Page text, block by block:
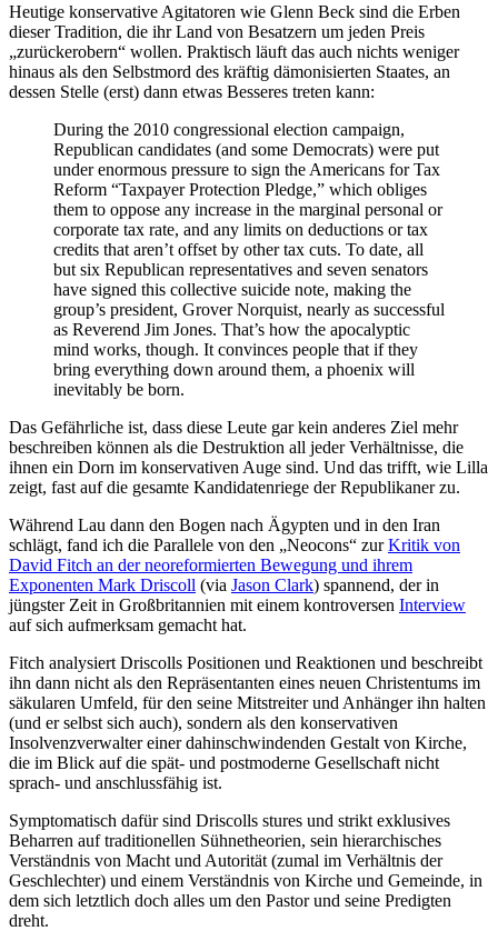
Heutige konservative Agitatoren wie Glenn Beck sind die Erben
dieser Tradition, die ihr Land von Besatzern um jeden Preis
„zurückerobern“ wollen. Praktisch läuft das auch nichts weniger
hinaus als den Selbstmord des kräftig dämonisierten Staates, an
dessen Stelle (erst) dann etwas Besseres treten kann:
During the 2010 congressional election campaign,
Republican candidates (and some Democrats) were put
under enormous pressure to sign the Americans for Tax
Reform “Taxpayer Protection Pledge,” which obliges
them to oppose any increase in the marginal personal or
corporate tax rate, and any limits on deductions or tax
credits that aren’t offset by other tax cuts. To date, all
but six Republican representatives and seven senators
have signed this collective suicide note, making the
group’s president, Grover Norquist, nearly as successful
as Reverend Jim Jones. That’s how the apocalyptic
mind works, though. It convinces people that if they
bring everything down around them, a phoenix will
inevitably be born.
Das Gefährliche ist, dass diese Leute gar kein anderes Ziel mehr
beschreiben können als die Destruktion all jeder Verhältnisse, die
ihnen ein Dorn im konservativen Auge sind. Und das trifft, wie Lilla
zeigt, fast auf die gesamte Kandidatenriege der Republikaner zu.
Während Lau dann den Bogen nach Ägypten und in den Iran
schlägt, fand ich die Parallele von den „Neocons“ zurKritik von
David Fitch an der neoreformierten Bewegung und ihrem
Exponenten Mark Driscoll (via Jason Clark) spannend, der in
jüngster Zeit in Großbritannien mit einem kontroversen Interview
auf sich aufmerksam gemacht hat.
Fitch analysiert Driscolls Positionen und Reaktionen und beschreibt
ihn dann nicht als den Repräsentanten eines neuen Christentums im
säkularen Umfeld, für den seine Mitstreiter und Anhänger ihn halten
(und er selbst sich auch), sondern als den konservativen
Insolvenzverwalter einer dahinschwindenden Gestalt von Kirche,
die im Blick auf die spät- und postmoderne Gesellschaft nicht
sprach- und anschlussfähig ist.
Symptomatisch dafür sind Driscolls stures und strikt exklusives
Beharren auf traditionellen Sühnetheorien, sein hierarchisches
Verständnis von Macht und Autorität (zumal im Verhältnis der
Geschlechter) und einem Verständnis von Kirche und Gemeinde, in
dem sich letztlich doch alles um den Pastor und seine Predigten
dreht.